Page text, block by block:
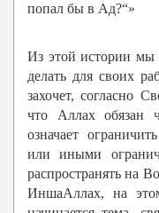
попал бы в Ад?“»
Из этой истории мы
делать для своих
захочет, согласно
что Аллах обязан
означает
или иными
распространять на
ИншаАллах, на